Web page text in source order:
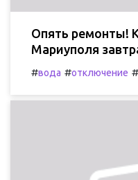
Опять ремонты!
Мариуполя
#вода #отключение #